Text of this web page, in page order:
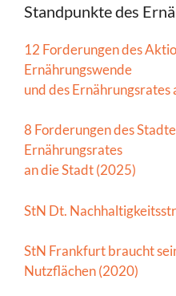
Standpunkte des
12 Forderungen des
Ernährungswende
und des Ernährungsrates
8 Forderungen des
Ernährungsrates
an die Stadt (2025)
StN Dt.
StN Frankfurt braucht
Nutzflächen (2020)